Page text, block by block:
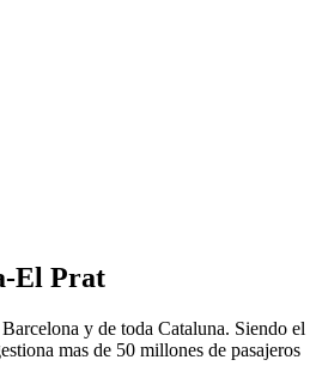
El Prat
y de toda Cataluna. Siendo el
mas de 50 millones de pasajeros